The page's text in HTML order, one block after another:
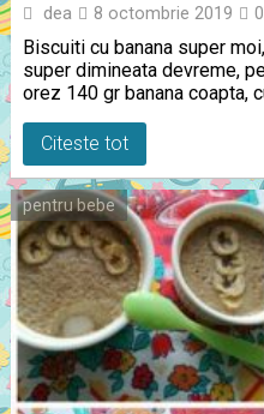
dea 8 octombrie 2019 0
Biscuiti cu banana super
super dimineata devreme,
orez 140 gr banana coapta,
Citeste tot
pentru bebe